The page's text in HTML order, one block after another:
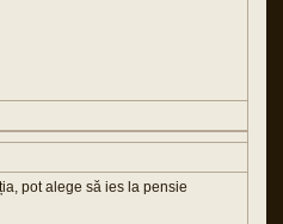
pot alege să ies la pensie